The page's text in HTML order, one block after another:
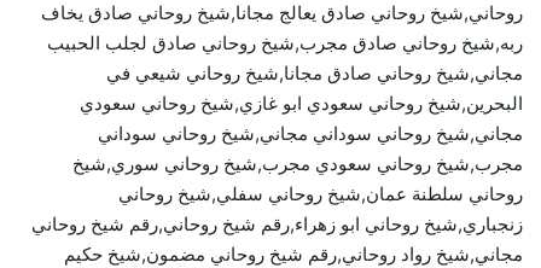
روحاني,شيخ روحاني صادق يعالج مجانا,شيخ روحاني صادق يخاف
ربه,شيخ روحاني صادق مجرب,شيخ روحاني صادق لجلب الحبيب
مجاني,شيخ روحاني صادق مجانا,شيخ روحاني شيعي في
البحرين,شيخ روحاني سعودي ابو غازي,شيخ روحاني سعودي
مجاني,شيخ روحاني سوداني مجاني,شيخ روحاني سوداني
مجرب,شيخ روحاني سعودي مجرب,شيخ روحاني سوري,شيخ
روحاني سلطنة عمان,شيخ روحاني سفلي,شيخ روحاني
زنجباري,شيخ روحاني ابو زهراء,رقم شيخ روحاني,رقم شيخ روحاني
مجاني,شيخ رواد روحاني,رقم شيخ روحاني مضمون,شيخ حكيم